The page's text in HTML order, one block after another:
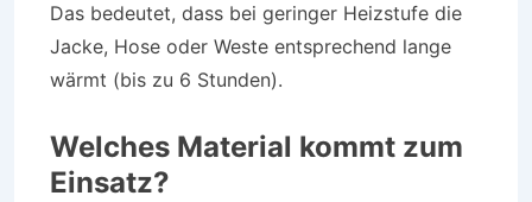
Das bedeutet, dass bei geringer Heizstufe die
Jacke, Hose oder Weste entsprechend lange
wärmt (bis zu 6 Stunden).
Welches Material kommt zum
Einsatz?